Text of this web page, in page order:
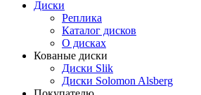
Диски
Реплика
Каталог дисков
О дисках
Кованые диски
Диски Slik
Диски Solomon Alsberg